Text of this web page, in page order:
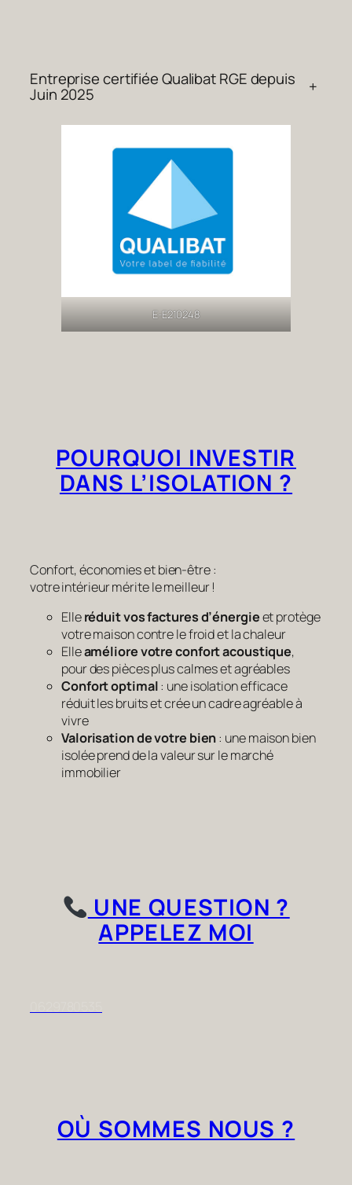
Entreprise certifiée Qualibat RGE depuis
Juin 2025 +
E-E210248
POURQUOI INVESTIR
DANS L’ISOLATION ?
Confort, économies et bien-être :
votre intérieur mérite le meilleur !
Elleréduit vos factures d’énergieet protège
votre maison contre le froid et la chaleur
Elleaméliore votre confort acoustique,
pour des pièces plus calmes et agréables
Confort optimal: une isolation efficace
réduit les bruits et crée un cadre agréable à
vivre
Valorisation de votre bien: une maison bien
isolée prend de la valeur sur le marché
immobilier
UNE QUESTION ?
APPELEZ MOI
OÙ SOMMES NOUS ?